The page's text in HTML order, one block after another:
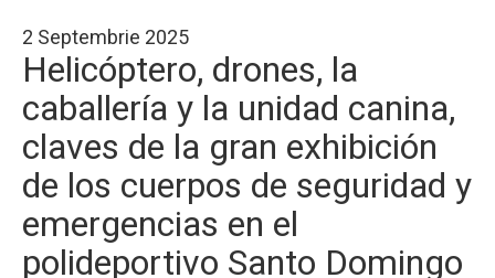
2 Septembrie 2025
Helicóptero, drones, la
caballería y la unidad canina,
claves de la gran exhibición
de los cuerpos de seguridad y
emergencias en el
polideportivo Santo Domingo